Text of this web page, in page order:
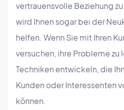
vertrauensvolle Beziehung
wird Ihnen sogar bei der
helfen. Wenn Sie mit Ihren
versuchen, ihre Probleme zu
Techniken entwickeln, die
Kunden oder Interessenten
können.